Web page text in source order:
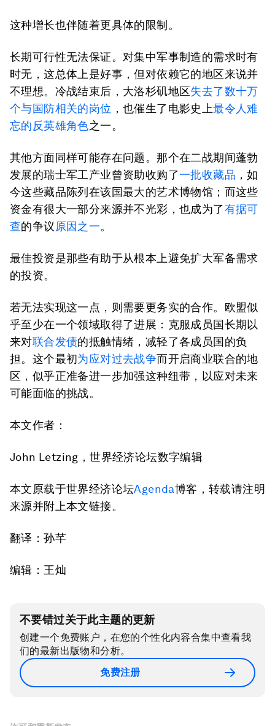
这种增长也伴随着更具体的限制。
长期可行性无法保证。对集中军事制造的需求时有
时无，这总体上是好事，但对依赖它的地区来说并
不理想。冷战结束后，大洛杉矶地区失去了数十万
个与国防相关的岗位 ，也催生了电影史上最令人难
忘的反英雄角色之一。
其他方面同样可能存在问题。那个在二战期间蓬勃
发展的瑞士军工产业曾资助收购了一批收藏品 ，如
今这些藏品陈列在该国最大的艺术博物馆；而这些
资金有很大一部分来源并不光彩，也成为了有据可
查的争议 原因之一。
最佳投资是那些有助于从根本上避免扩大军备需求
的投资。
若无法实现这一点，则需要更务实的合作。欧盟似
乎至少在一个领域取得了进展：克服成员国长期以
来对联合发债的抵触情绪，减轻了各成员国的负
担。这个最初为应对过去战争而开启商业联合的地
区，似乎正准备进一步加强这种纽带，以应对未来
可能面临的挑战。
本文作者：
John Letzing，世界经济论坛数字编辑
本文原载于世界经济论坛Agenda博客，转载请注明
来源并附上本文链接。
翻译：孙芊
编辑：王灿
不要错过关于此主题的更新
创建一个免费账户，在您的个性化内容合集中查看我
们的最新出版物和分析。
免费注册